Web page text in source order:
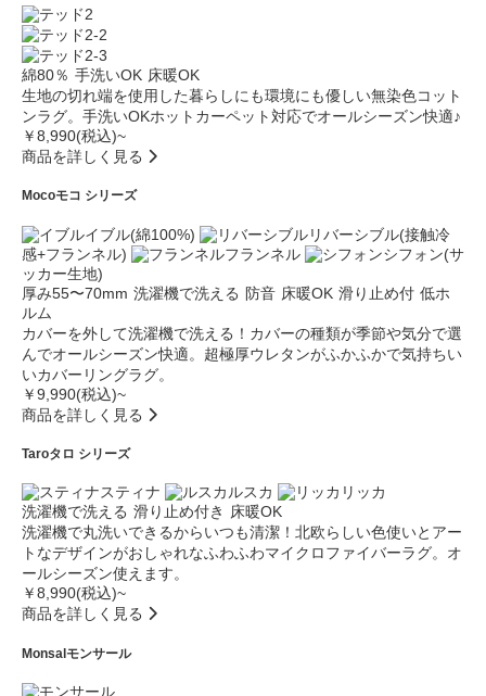
綿80％ 手洗いOK 床暖OK
生地の切れ端を使用した暮らしにも環境にも優しい無染色コット
ンラグ。手洗いOKホットカーペット対応でオールシーズン快適♪
￥8,990(税込)~
商品を詳しく見る
Mocoモコ シリーズ
イブル(綿100%)
リバーシブル(接触冷
感+フランネル)
フランネル
シフォン(サ
ッカー生地)
厚み55〜70mm 洗濯機で洗える 防音 床暖OK 滑り止め付 低ホ
ルム
カバーを外して洗濯機で洗える！カバーの種類が季節や気分で選
んでオールシーズン快適。超極厚ウレタンがふかふかで気持ちい
いカバーリングラグ。
￥9,990(税込)~
商品を詳しく見る
Taroタロ シリーズ
スティナ ルスカ
リッカ
洗濯機で洗える 滑り止め付き 床暖OK
洗濯機で丸洗いできるからいつも清潔！北欧らしい色使いとアー
トなデザインがおしゃれなふわふわマイクロファイバーラグ。オ
ールシーズン使えます。
￥8,990(税込)~
商品を詳しく見る
Monsalモンサール